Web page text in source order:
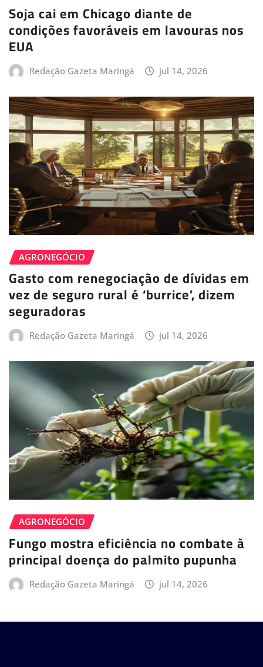
Soja cai em Chicago diante de
condições favoráveis em lavouras nos
EUA
Redação Gazeta Maringá jul 14, 2026
AGRONEGÓCIO
Gasto com renegociação de dívidas em
vez de seguro rural é ‘burrice’, dizem
seguradoras
Redação Gazeta Maringá jul 14, 2026
AGRONEGÓCIO
Fungo mostra eficiência no combate à
principal doença do palmito pupunha
Redação Gazeta Maringá jul 14, 2026